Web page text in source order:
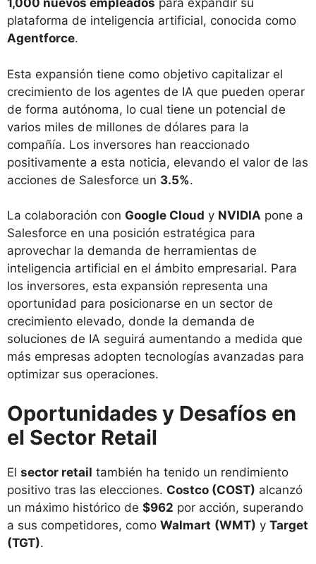
1,000 nuevos empleados para expandir su
plataforma de inteligencia artificial, conocida como
Agentforce.
Esta expansión tiene como objetivo capitalizar el
crecimiento de los agentes de IA que pueden operar
de forma autónoma, lo cual tiene un potencial de
varios miles de millones de dólares para la
compañía. Los inversores han reaccionado
positivamente a esta noticia, elevando el valor de las
acciones de Salesforce un 3.5%.
La colaboración con Google Cloud y NVIDIA pone a
Salesforce en una posición estratégica para
aprovechar la demanda de herramientas de
inteligencia artificial en el ámbito empresarial. Para
los inversores, esta expansión representa una
oportunidad para posicionarse en un sector de
crecimiento elevado, donde la demanda de
soluciones de IA seguirá aumentando a medida que
más empresas adopten tecnologías avanzadas para
optimizar sus operaciones.
Oportunidades y Desafíos en
el Sector Retail
El sector retail también ha tenido un rendimiento
positivo tras las elecciones. Costco (COST) alcanzó
un máximo histórico de $962 por acción, superando
a sus competidores, como Walmart (WMT) y Target
(TGT).